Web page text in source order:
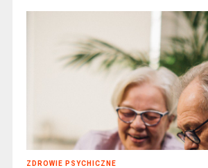
ZDROWIE PSYCHICZNE